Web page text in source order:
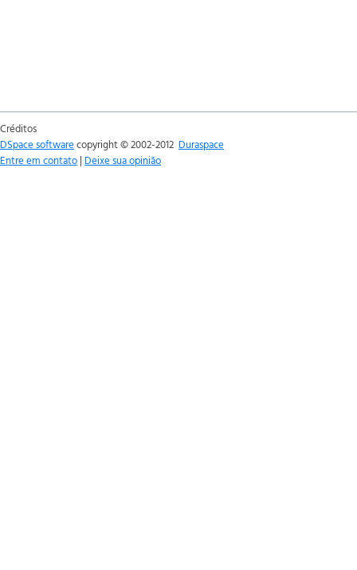
Créditos
DSpace softwarecopyright © 2002-2012 Duraspace
Entre em contato | Deixe sua opinião